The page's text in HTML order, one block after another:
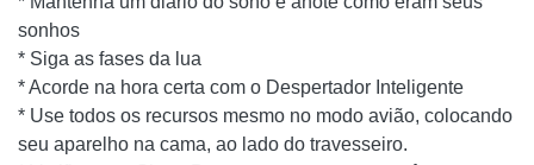
sonhos
* Siga as fases da lua
* Acorde na hora certa com o Despertador Inteligente
* Use todos os recursos mesmo no modo avião, colocando
seu aparelho na cama, ao lado do travesseiro.